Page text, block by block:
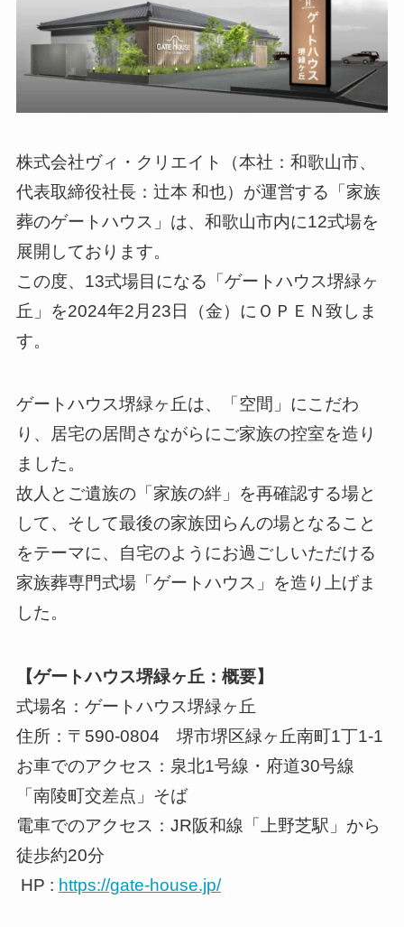
株式会社ヴィ・クリエイト（本社：和歌山市、
代表取締役社長：辻本 和也）が運営する「家族
葬のゲートハウス」は、和歌山市内に12式場を
展開しております。
この度、13式場目になる「ゲートハウス堺緑ヶ
丘」を2024年2月23日（金）にＯＰＥＮ致しま
す。
ゲートハウス堺緑ヶ丘は、「空間」にこだわ
り、居宅の居間さながらにご家族の控室を造り
ました。
故人とご遺族の「家族の絆」を再確認する場と
して、そして最後の家族団らんの場となること
をテーマに、自宅のようにお過ごしいただける
家族葬専門式場「ゲートハウス」を造り上げま
した。
【ゲートハウス堺緑ヶ丘：概要】
式場名：ゲートハウス堺緑ヶ丘
住所：〒590-0804 堺市堺区緑ヶ丘南町1丁1-1
お車でのアクセス：泉北1号線・府道30号線
「南陵町交差点」そば
電車でのアクセス：JR阪和線「上野芝駅」から
徒歩約20分
HP : https://gate-house.jp/